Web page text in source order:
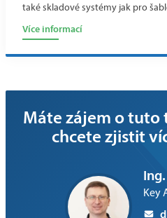
také skladové systémy jak pro
Více informací
Máte zájem o
chcete zjistit
Key